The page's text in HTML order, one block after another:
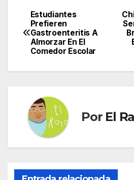
Navegación
de
Estudiantes
Prefieren
Gastroenteritis A
Almorzar En El
Comedor Escolar
Por El